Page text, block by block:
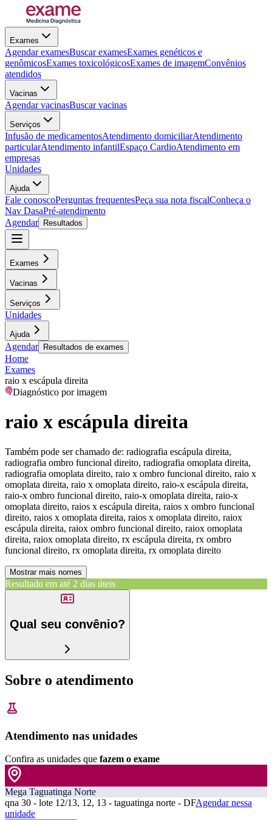
Exames
Agendar examesBuscar examesExames genéticos e
genômicosExames toxicológicosExames de imagemConvênios
atendidos
Vacinas
Agendar vacinasBuscar vacinas
Serviços
Infusão de medicamentosAtendimento domiciliarAtendimento
particularAtendimento infantilEspaço CardioAtendimento em
empresas
Unidades
Ajuda
Fale conoscoPerguntas frequentesPeça sua nota fiscalConheça o
Nav DasaPré-atendimento
Agendar
Resultados
Exames
Vacinas
Serviços
Unidades
Ajuda
Agendar Resultados de exames
Home
Exames
raio x escápula direita
Diagnóstico por imagem
raio x escápula direita
Também pode ser chamado de: radiografia escápula direita,
radiografia ombro funcional direito, radiografia omoplata direita,
radiografia omoplata direito, raio x ombro funcional direito, raio x
omoplata direita, raio x omoplata direito, raio-x escápula direita,
raio-x ombro funcional direito, raio-x omoplata direita, raio-x
omoplata direito, raios x escápula direita, raios x ombro funcional
direito, raios x omoplata direita, raios x omoplata direito, raiox
escápula direita, raiox ombro funcional direito, raiox omoplata
direita, raiox omoplata direito, rx escápula direita, rx ombro
funcional direito, rx omoplata direita, rx omoplata direito
Mostrar mais nomes
Resultado em até 2 dias úteis
Qual seu convênio?
Sobre o atendimento
Atendimento nas unidades
Confira as unidades que fazem o exame
Mega Taguatinga Norte
qna 30 - lote 12/13, 12, 13 - taguatinga norte - DFAgendar nessa
unidade